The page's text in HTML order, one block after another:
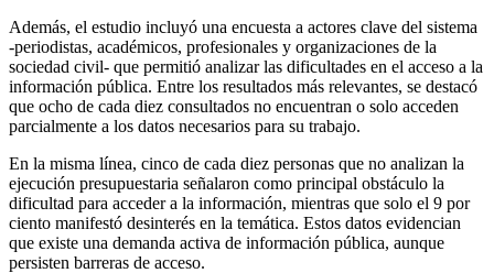
Además, el estudio incluyó una encuesta a actores clave del sistema
-periodistas, académicos, profesionales y organizaciones de la
sociedad civil- que permitió analizar las dificultades en el acceso a la
información pública. Entre los resultados más relevantes, se destacó
que ocho de cada diez consultados no encuentran o solo acceden
parcialmente a los datos necesarios para su trabajo.
En la misma línea, cinco de cada diez personas que no analizan la
ejecución presupuestaria señalaron como principal obstáculo la
dificultad para acceder a la información, mientras que solo el 9 por
ciento manifestó desinterés en la temática. Estos datos evidencian
que existe una demanda activa de información pública, aunque
persisten barreras de acceso.